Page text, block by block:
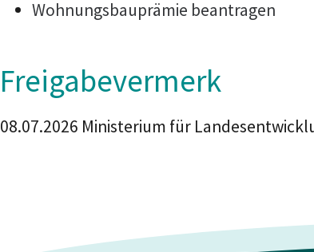
Wohnungsbauprämie beantragen
Freigabevermerk
08.07.2026 Ministerium für